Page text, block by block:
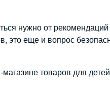
нужно от
это еще и вопрос
товаров для